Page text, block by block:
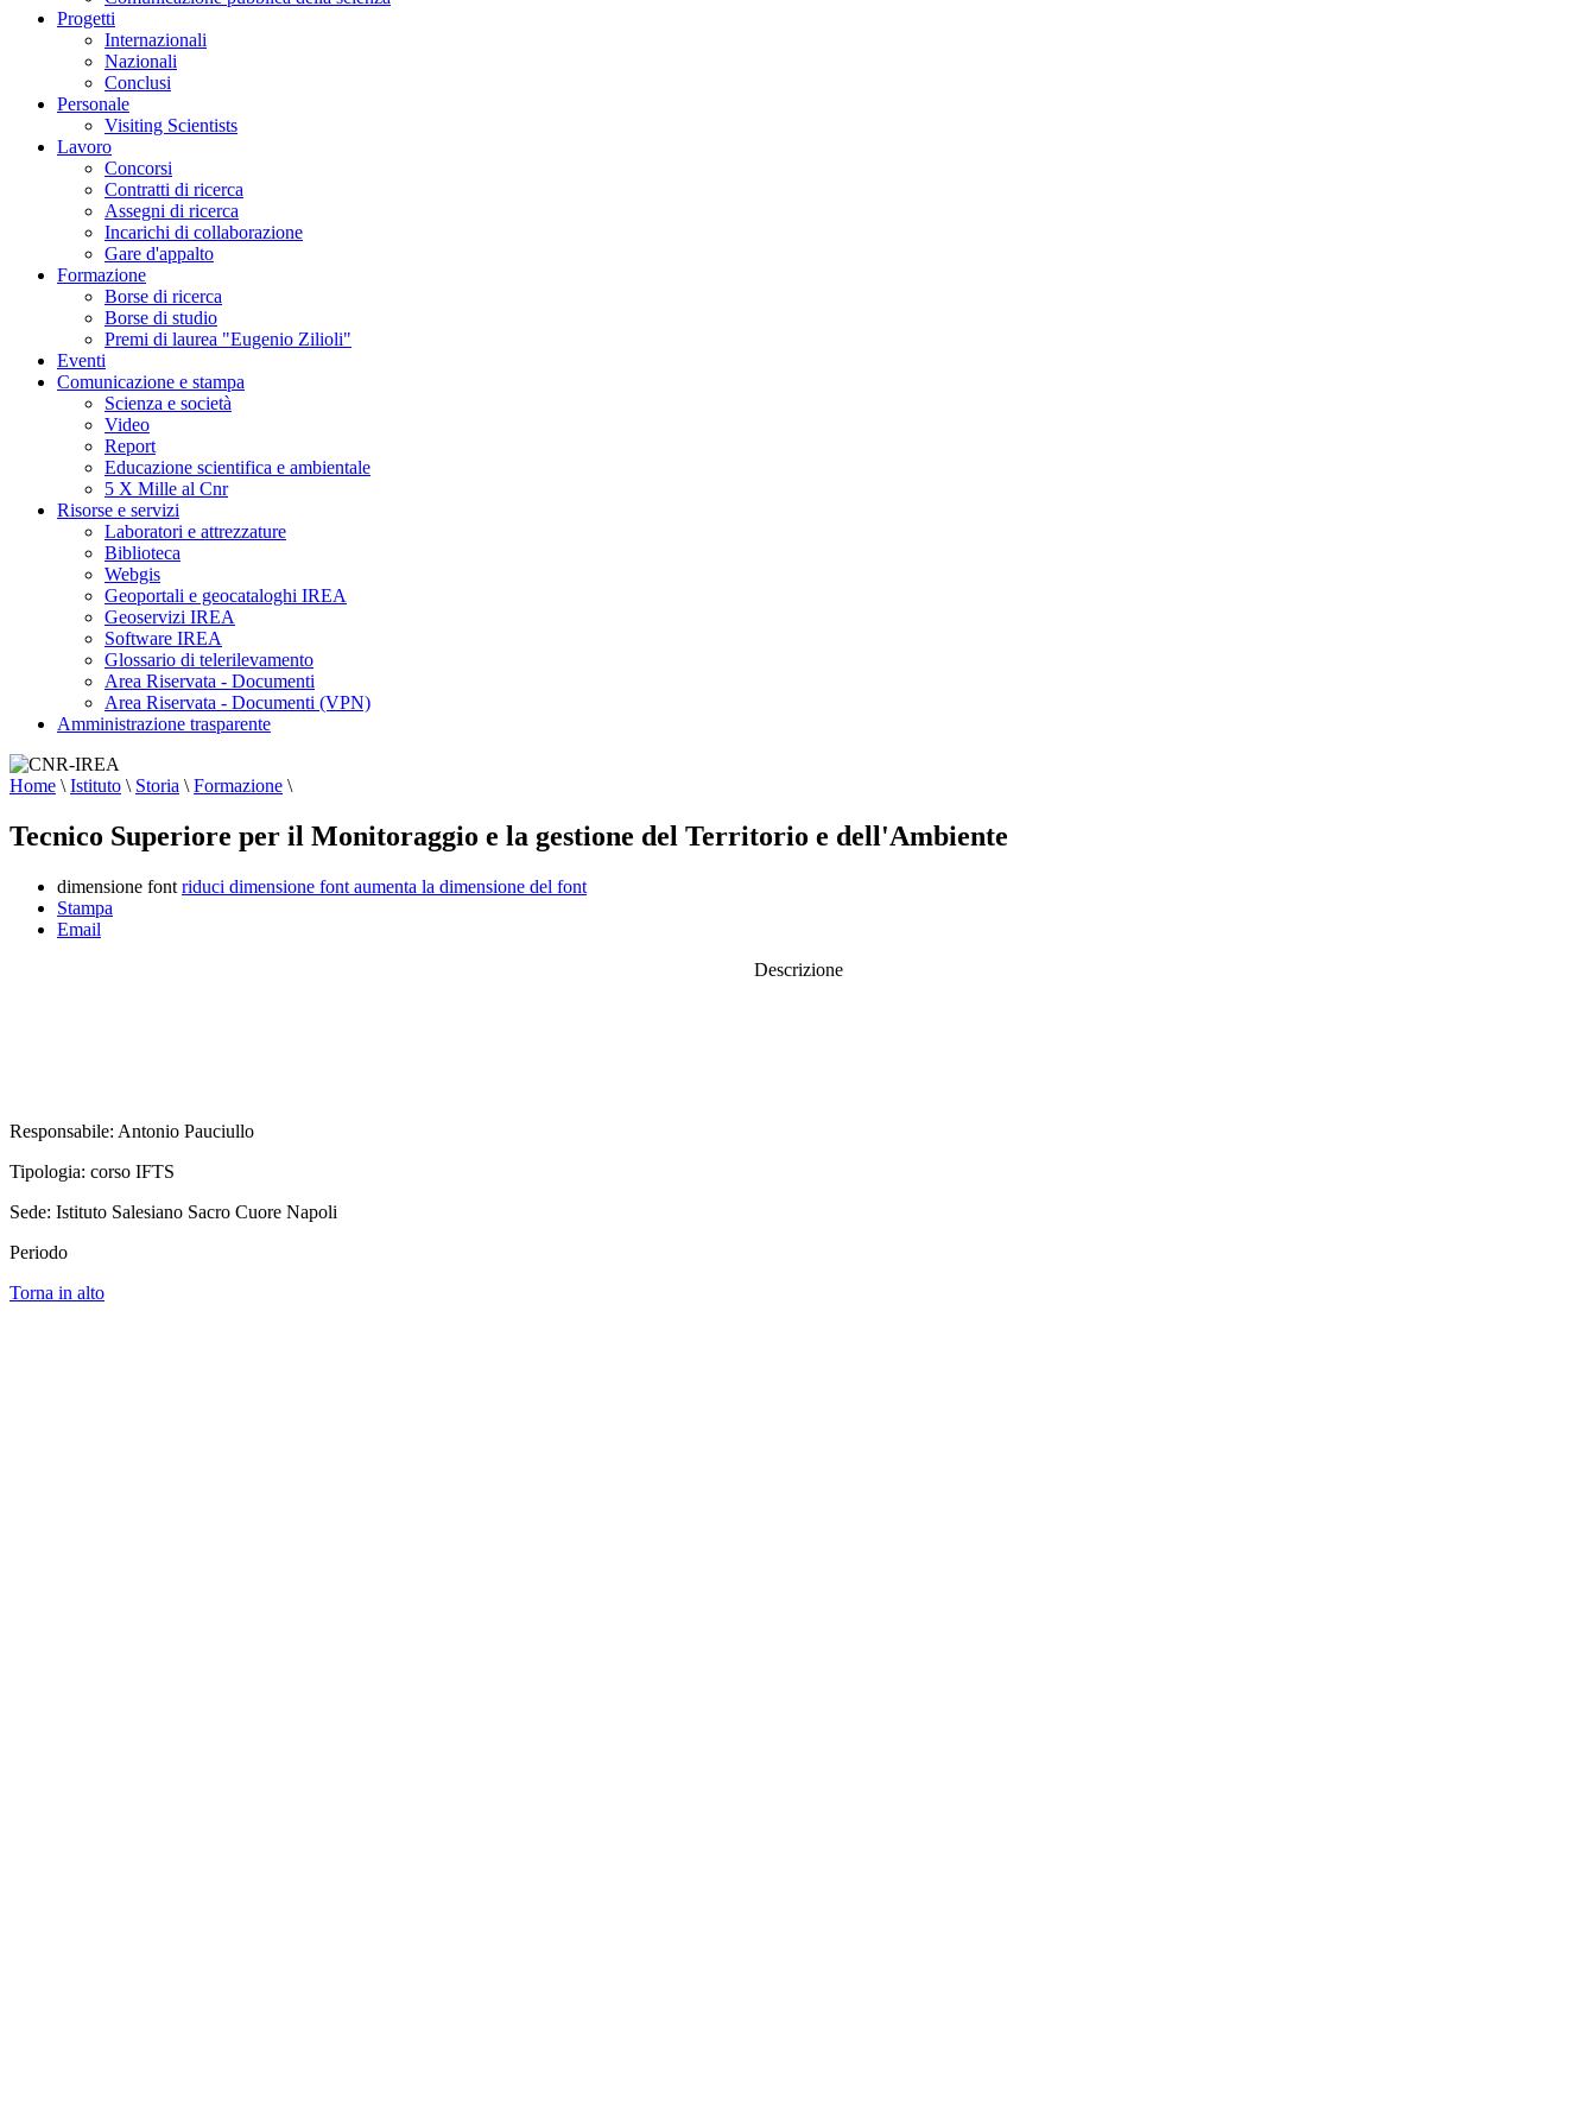
Progetti
Internazionali
Nazionali
Conclusi
Personale
Visiting Scientists
Lavoro
Concorsi
Contratti di ricerca
Assegni di ricerca
Incarichi di collaborazione
Gare d'appalto
Formazione
Borse di ricerca
Borse di studio
Premi di laurea "Eugenio Zilioli"
Eventi
Comunicazione e stampa
Scienza e società
Video
Report
Educazione scientifica e ambientale
5 X Mille al Cnr
Risorse e servizi
Laboratori e attrezzature
Biblioteca
Webgis
Geoportali e geocataloghi IREA
Geoservizi IREA
Software IREA
Glossario di telerilevamento
Area Riservata - Documenti
Area Riservata - Documenti (VPN)
Amministrazione trasparente
Home \ Istituto \ Storia \ Formazione \
Tecnico Superiore per il Monitoraggio e la gestione del Territorio e dell'Ambiente
dimensione font riduci dimensione font aumenta la dimensione del font
Stampa
Email
Descrizione
Responsabile: Antonio Pauciullo
Tipologia: corso IFTS
Sede: Istituto Salesiano Sacro Cuore Napoli
Periodo
Torna in alto